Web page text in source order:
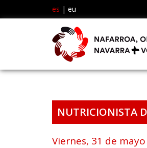
es | eu
NUTRICIONISTA
Viernes, 31 de